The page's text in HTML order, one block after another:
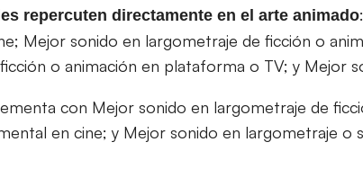
repercuten directamente en el arte animado
Mejor sonido en largometraje de ficción o
o animación en plataforma o TV; y Mejor
con Mejor sonido en largometraje de
en cine; y Mejor sonido en largometraje o